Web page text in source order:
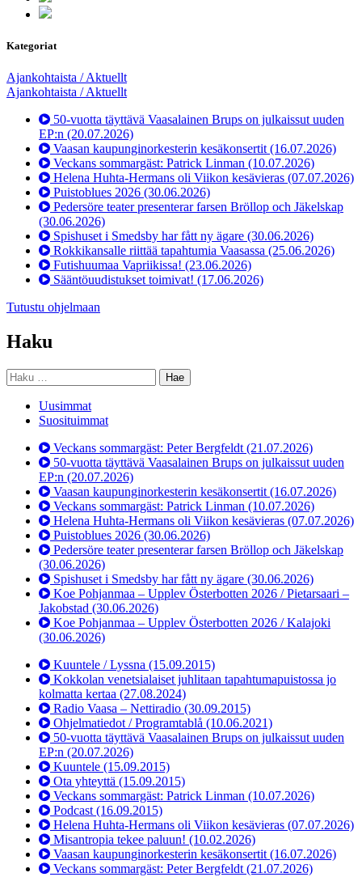
Kategoriat
Ajankohtaista / Aktuellt
Ajankohtaista / Aktuellt
50-vuotta täyttävä Vaasalainen Brups on julkaissut uuden
EP:n (20.07.2026)
Vaasan kaupunginorkesterin kesäkonsertit (16.07.2026)
Veckans sommargäst: Patrick Linman (10.07.2026)
Helena Huhta-Hermans oli Viikon kesävieras (07.07.2026)
Puistoblues 2026 (30.06.2026)
Pedersöre teater presenterar farsen Bröllop och Jäkelskap
(30.06.2026)
Spishuset i Smedsby har fått ny ägare (30.06.2026)
Rokkikansalle riittää tapahtumia Vaasassa (25.06.2026)
Futishuumaa Vapriikissa! (23.06.2026)
Sääntöuudistukset toimivat! (17.06.2026)
Tutustu ohjelmaan
Haku
Haku:
Uusimmat
Suosituimmat
Veckans sommargäst: Peter Bergfeldt (21.07.2026)
50-vuotta täyttävä Vaasalainen Brups on julkaissut uuden
EP:n (20.07.2026)
Vaasan kaupunginorkesterin kesäkonsertit (16.07.2026)
Veckans sommargäst: Patrick Linman (10.07.2026)
Helena Huhta-Hermans oli Viikon kesävieras (07.07.2026)
Puistoblues 2026 (30.06.2026)
Pedersöre teater presenterar farsen Bröllop och Jäkelskap
(30.06.2026)
Spishuset i Smedsby har fått ny ägare (30.06.2026)
Koe Pohjanmaa – Upplev Österbotten 2026 / Pietarsaari –
Jakobstad (30.06.2026)
Koe Pohjanmaa – Upplev Österbotten 2026 / Kalajoki
(30.06.2026)
Kuuntele / Lyssna (15.09.2015)
Kokkolan venetsialaiset juhlitaan tapahtumapuistossa jo
kolmatta kertaa (27.08.2024)
Radio Vaasa – Nettiradio (30.09.2015)
Ohjelmatiedot / Programtablå (10.06.2021)
50-vuotta täyttävä Vaasalainen Brups on julkaissut uuden
EP:n (20.07.2026)
Kuuntele (15.09.2015)
Ota yhteyttä (15.09.2015)
Veckans sommargäst: Patrick Linman (10.07.2026)
Podcast (16.09.2015)
Helena Huhta-Hermans oli Viikon kesävieras (07.07.2026)
Misantropia tekee paluun! (10.02.2026)
Vaasan kaupunginorkesterin kesäkonsertit (16.07.2026)
Veckans sommargäst: Peter Bergfeldt (21.07.2026)